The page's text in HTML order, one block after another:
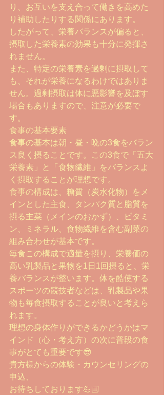
り、お互いを支え合って働きを高めた
り補助したりする関係にあります。
したがって、栄養バランスが偏ると、
摂取した栄養素の効果も十分に発揮さ
れません。
また、特定の栄養素を過剰に摂取して
も、それが栄養になるわけではありま
せん。過剰摂取は体に悪影響を及ぼす
場合もありますので、注意が必要で
す。
食事の基本要素
食事の基本は朝・昼・晩の3食をバラン
ス良く摂ることです。この3食で「五大
栄養素」と「食物繊維」をバランスよ
く摂取することが理想です。
食事の構成は、糖質（炭水化物）をメ
インとした主食、タンパク質と脂質を
摂る主菜（メインのおかず）、ビタミ
ン、ミネラル、食物繊維を含む副菜の
組み合わせが基本です。
毎食この構成で適量を摂り、栄養価の
高い乳製品と果物を1日1回摂ると、栄
養バランスが整います。体を酷使する
スポーツの競技者などは、乳製品や果
物も毎食摂取することが良いと考えら
れます。
理想の身体作りができるかどうかはマ
インド（心・考え方）の次に普段の食
事がとても重要です😎
貴方様からの体験・カウンセリングの
申込、
お待ちしております💪🏼